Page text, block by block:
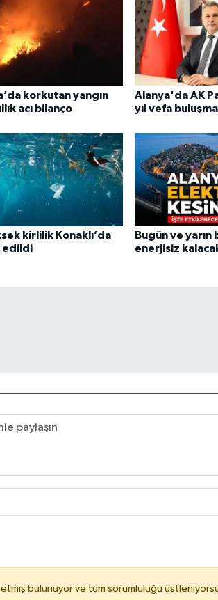
korkutan yangın
acı bilanço
Alanya'da AK
yıl vefa
kirlilik Konaklı’da
edildi
Bugün ve
enerjisiz
etmiş bulunuyor ve tüm sorumluluğu